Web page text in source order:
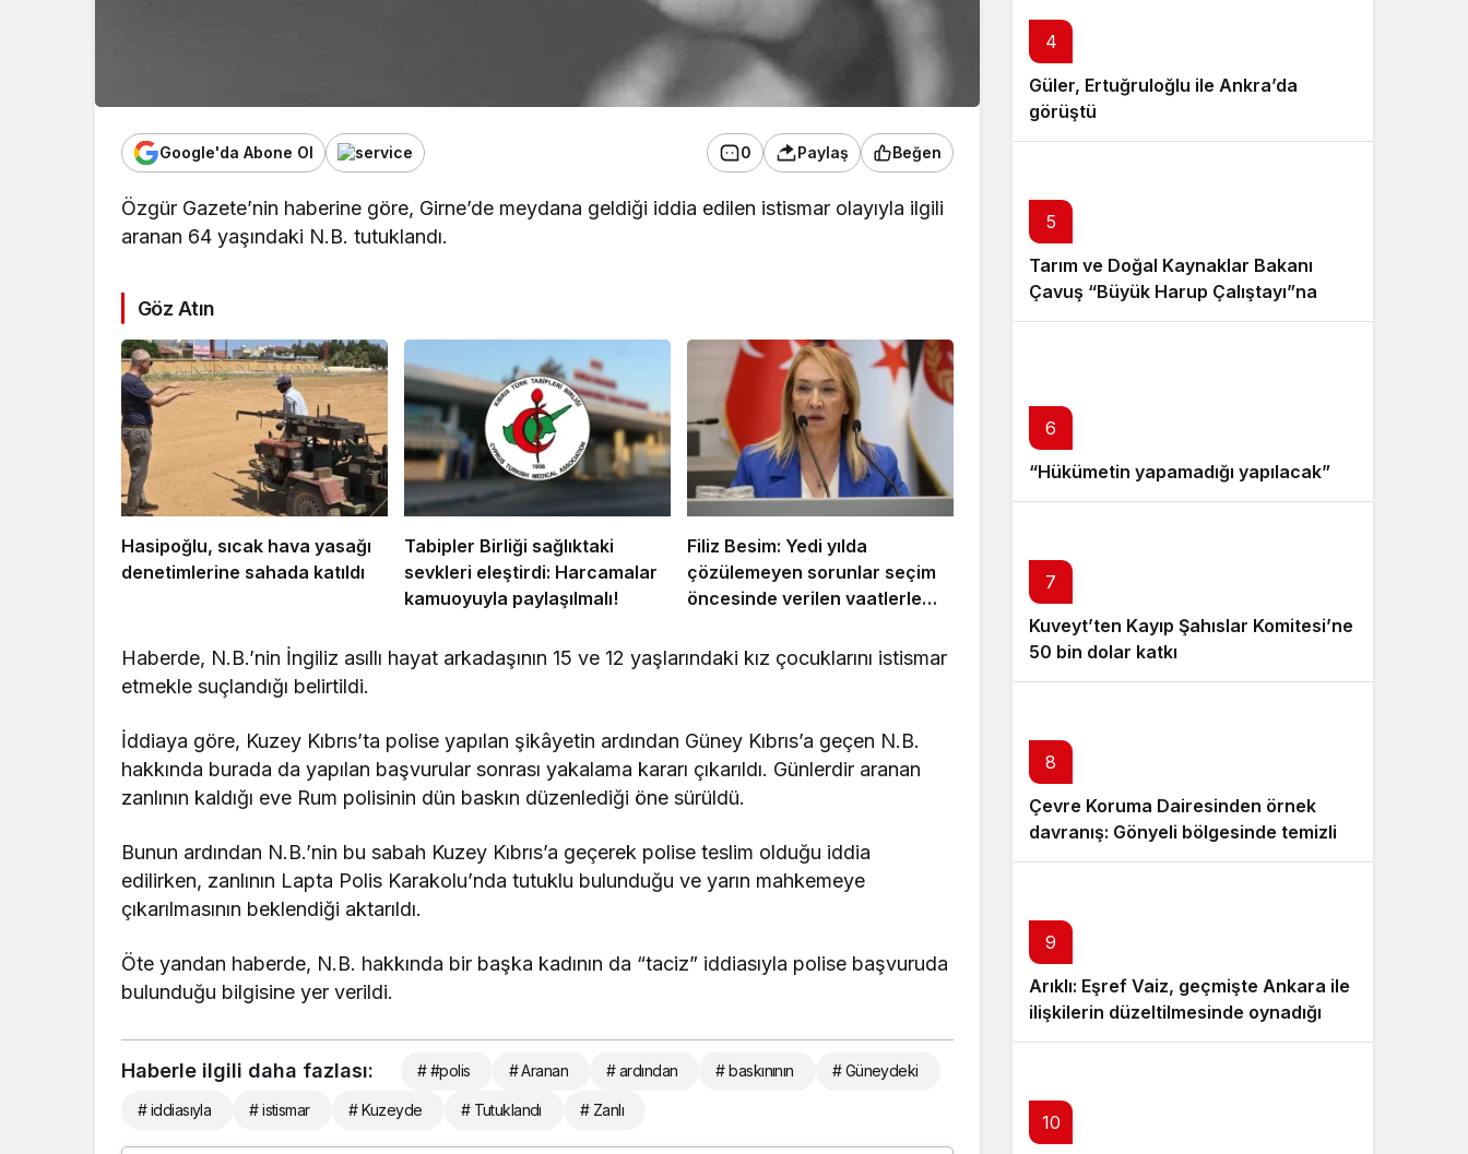
Google'da Abone Ol 0 Paylaş Beğen
Özgür Gazete’nin haberine göre, Girne’de meydana geldiği iddia edilen istismar olayıyla ilgili
aranan 64 yaşındaki N.B. tutuklandı.
Göz Atın
Hasipoğlu, sıcak hava yasağı
denetimlerine sahada katıldı
Tabipler Birliği sağlıktaki
sevkleri eleştirdi: Harcamalar
kamuoyuyla paylaşılmalı!
Filiz Besim: Yedi yılda
çözülemeyen sorunlar seçim
öncesinde verilen vaatlerle
Haberde, N.B.’nin İngiliz asıllı hayat arkadaşının 15 ve 12 yaşlarındaki kız çocuklarını istismar
etmekle suçlandığı belirtildi.
İddiaya göre, Kuzey Kıbrıs’ta polise yapılan şikâyetin ardından Güney Kıbrıs’a geçen N.B.
hakkında burada da yapılan başvurular sonrası yakalama kararı çıkarıldı. Günlerdir aranan
zanlının kaldığı eve Rum polisinin dün baskın düzenlediği öne sürüldü.
Bunun ardından N.B.’nin bu sabah Kuzey Kıbrıs’a geçerek polise teslim olduğu iddia
edilirken, zanlının Lapta Polis Karakolu’nda tutuklu bulunduğu ve yarın mahkemeye
çıkarılmasının beklendiği aktarıldı.
Öte yandan haberde, N.B. hakkında bir başka kadının da “taciz” iddiasıyla polise başvuruda
bulunduğu bilgisine yer verildi.
Haberle ilgili daha fazlası: # #polis # Aranan # ardından # baskınının # Güneydeki
# iddiasıyla # istismar # Kuzeyde # Tutuklandı # Zanlı
4
Güler, Ertuğruloğlu ile Ankra’da
görüştü
5
Tarım ve Doğal Kaynaklar Bakanı
Çavuş “Büyük Harup Çalıştayı”na
katıldı
6
“Hükümetin yapamadığı yapılacak”
7
Kuveyt’ten Kayıp Şahıslar Komitesi’ne
50 bin dolar katkı
8
Çevre Koruma Dairesinden örnek
davranış: Gönyeli bölgesinde temizlik
yaptı
9
Arıklı: Eşref Vaiz, geçmişte Ankara ile
ilişkilerin düzeltilmesinde oynadığı
rolü anlatmalı
10